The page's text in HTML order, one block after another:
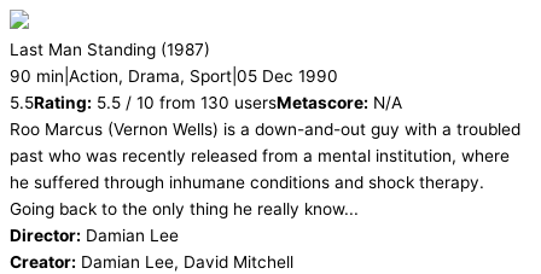
Last Man Standing (1987)
90 min Action, Drama, Sport 05 Dec 1990
5.5Rating: 5.5 / 10 from 130 usersMetascore: N/A
Roo Marcus (Vernon Wells) is a down-and-out guy with a troubled
past who was recently released from a mental institution, where
he suffered through inhumane conditions and shock therapy.
Going back to the only thing he really know...
Director: Damian Lee
Creator: Damian Lee, David Mitchell